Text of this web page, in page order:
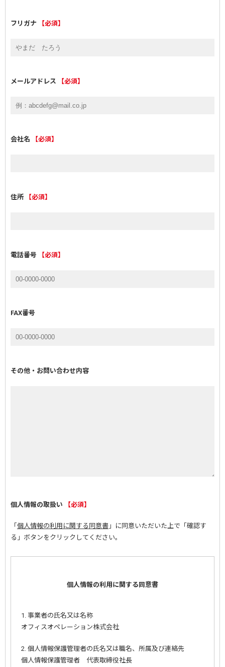
フリガナ 【必須】
メールアドレス 【必須】
会社名 【必須】
住所 【必須】
電話番号 【必須】
FAX番号
その他・お問い合わせ内容
個人情報の取扱い 【必須】
「 個人情報の利用に関する同意書 」に同意いただいた上で「確認す
る」ボタンをクリックしてください。
個人情報の利用に関する同意書
1. 事業者の氏名又は名称
オフィスオペレーション株式会社
2. 個人情報保護管理者の氏名又は職名、所属及び連絡先
個人情報保護管理者 代表取締役社長